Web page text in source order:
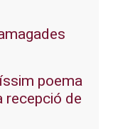
poema
recepció de